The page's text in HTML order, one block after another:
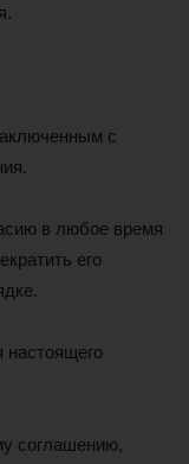
с
в любое время
его
настоящего
соглашению,